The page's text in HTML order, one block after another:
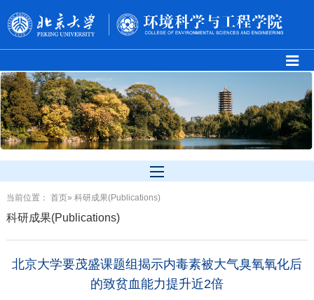
当前位置： 首页» 科研成果(Publications)
科研成果(Publications)
北京大学要茂盛课题组揭示内毒素被大气臭氧氧化后
的致贫血能力提升近2倍